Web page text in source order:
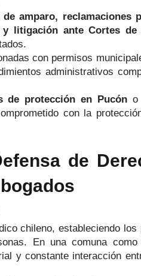
amparo, reclamaciones
litigación ante Cortes
con permisos
administrativos
de protección en Pucóno
con la
de
chileno, estableciendo
En una comuna como
y constante interacción